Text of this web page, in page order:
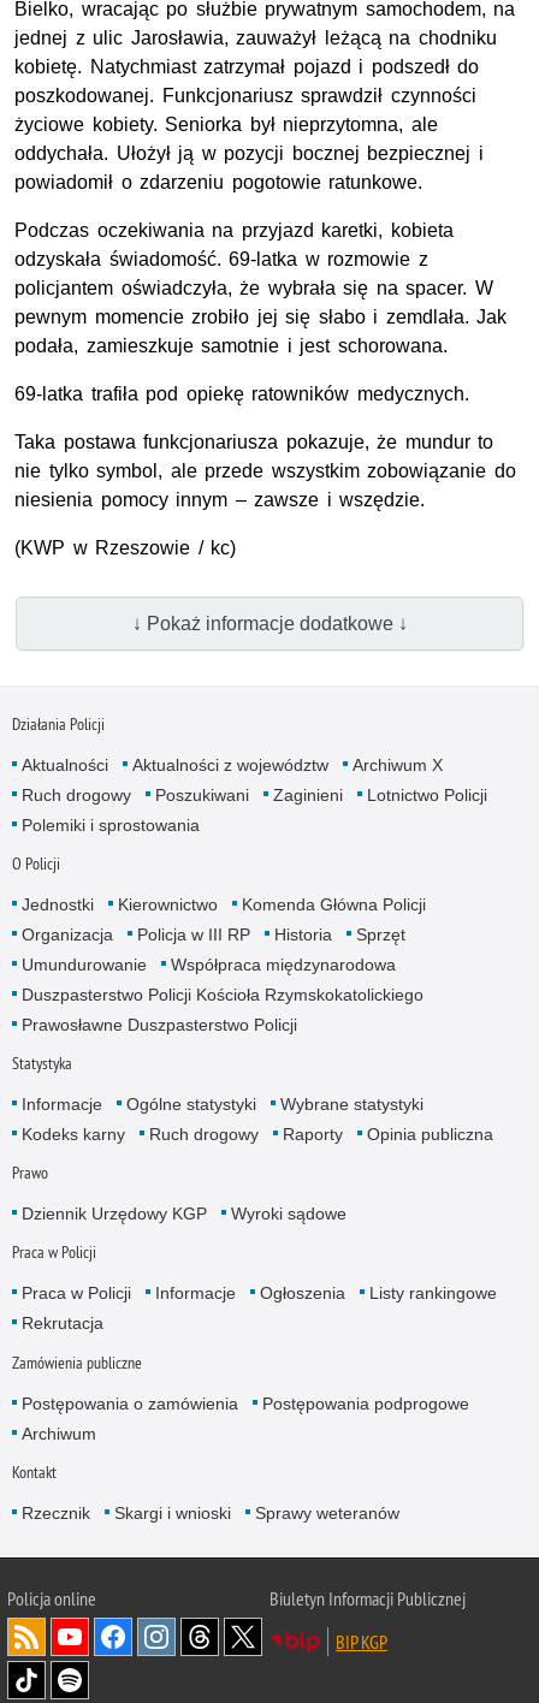
Bielko, wracając po służbie prywatnym samochodem, na
jednej z ulic Jarosławia, zauważył leżącą na chodniku
kobietę. Natychmiast zatrzymał pojazd i podszedł do
poszkodowanej. Funkcjonariusz sprawdził czynności
życiowe kobiety. Seniorka był nieprzytomna, ale
oddychała. Ułożył ją w pozycji bocznej bezpiecznej i
powiadomił o zdarzeniu pogotowie ratunkowe.
Podczas oczekiwania na przyjazd karetki, kobieta
odzyskała świadomość. 69-latka w rozmowie z
policjantem oświadczyła, że wybrała się na spacer. W
pewnym momencie zrobiło jej się słabo i zemdlała. Jak
podała, zamieszkuje samotnie i jest schorowana.
69-latka trafiła pod opiekę ratowników medycznych.
Taka postawa funkcjonariusza pokazuje, że mundur to
nie tylko symbol, ale przede wszystkim zobowiązanie do
niesienia pomocy innym – zawsze i wszędzie.
(KWP w Rzeszowie / kc)
↓ Pokaż informacje dodatkowe ↓
Działania Policji
Aktualności Aktualności z województw
Archiwum X
Ruch drogowy
Poszukiwani Zaginieni
Lotnictwo Policji
Polemiki i sprostowania
O Policji
Jednostki Kierownictwo
Komenda Główna Policji
Organizacja
Policja w III RP Historia
Sprzęt
Umundurowanie
Współpraca międzynarodowa
Duszpasterstwo Policji Kościoła Rzymskokatolickiego
Prawosławne Duszpasterstwo Policji
Statystyka
Informacje Ogólne statystyki
Wybrane statystyki
Kodeks karny
Ruch drogowy Raporty Opinia publiczna
Prawo
Dziennik Urzędowy KGP Wyroki sądowe
Praca w Policji
Praca w Policji Informacje Ogłoszenia
Listy rankingowe
Rekrutacja
Zamówienia publiczne
Postępowania o zamówienia
Postępowania podprogowe
Archiwum
Kontakt
Rzecznik Skargi i wnioski Sprawy weteranów
Policjaonline
Biuletyn Informacji Publicznej
BIP KGP